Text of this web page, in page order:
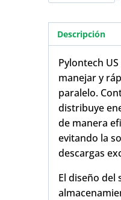
Descripción
Pylontech
manejar y
paralelo.
distribuye
de manera
evitando la
descargas
El diseño del